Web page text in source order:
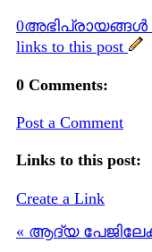
0അഭിപ്രായങ്ങള്‍
links to this post
0 Comments:
Post a Comment
Links to this post:
Create a Link
« ആദ്യ